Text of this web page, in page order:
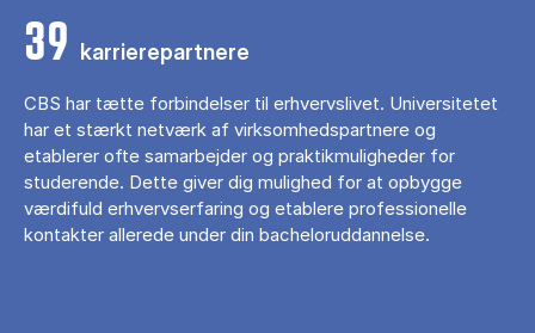
39 karrierepartnere
CBS har tætte forbindelser til erhvervslivet. Universitetet
har et stærkt netværk af virksomhedspartnere og
etablerer ofte samarbejder og praktikmuligheder for
studerende. Dette giver dig mulighed for at opbygge
værdifuld erhvervserfaring og etablere professionelle
kontakter allerede under din bacheloruddannelse.